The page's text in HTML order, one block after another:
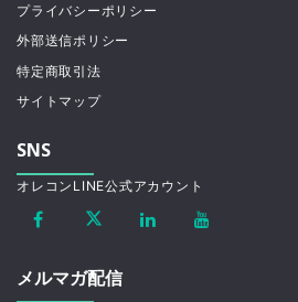
プライバシーポリシー
外部送信ポリシー
特定商取引法
サイトマップ
SNS
オレコンLINE公式アカウント
メルマガ配信